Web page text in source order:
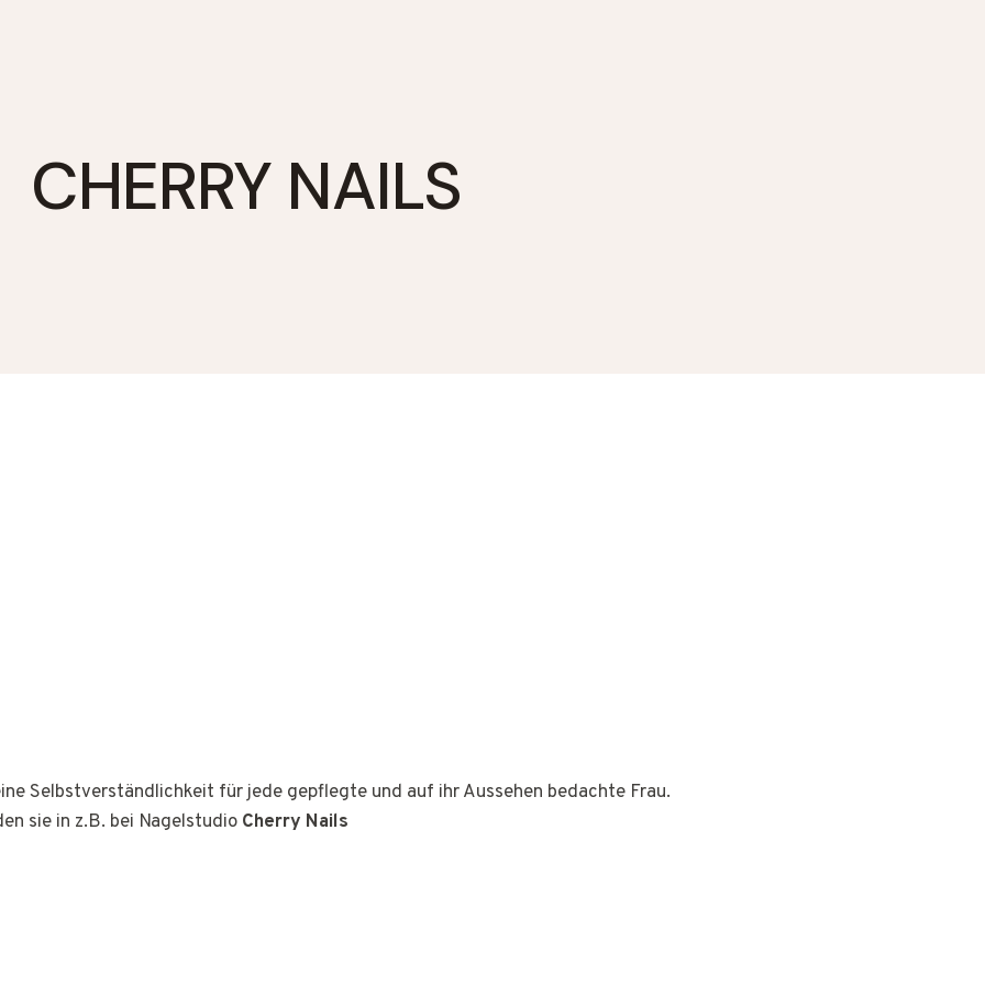
CHERRY NAILS
Selbstverständlichkeit für jede gepflegte und auf ihr Aussehen bedachte Frau.
sie in z.B. bei Nagelstudio Cherry Nails